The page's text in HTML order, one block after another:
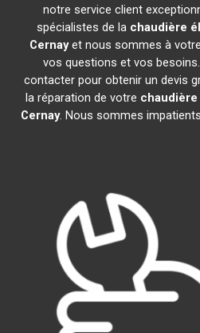
notre service client
spécialistes de la chaudière
Cernayet nous sommes à
vos questions et vos
contacter pour obtenir un devis
la réparation de votre
Cernay. Nous sommes